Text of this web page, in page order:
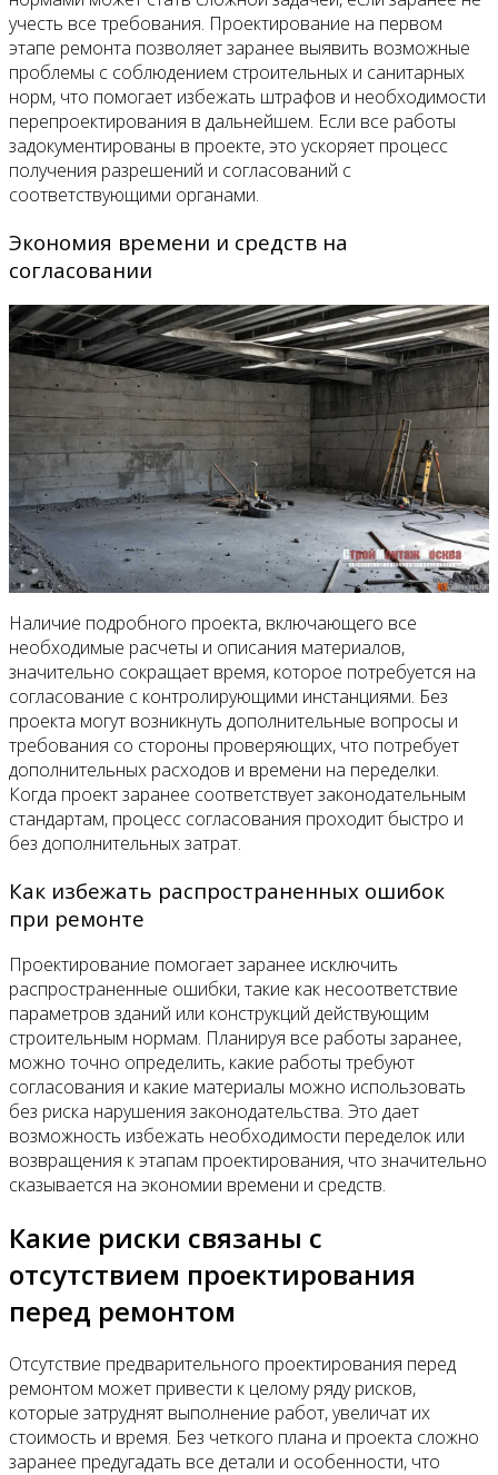
учесть все требования. Проектирование на первом
этапе ремонта позволяет заранее выявить возможные
проблемы с соблюдением строительных и санитарных
норм, что помогает избежать штрафов и необходимости
перепроектирования в дальнейшем. Если все работы
задокументированы в проекте, это ускоряет процесс
получения разрешений и согласований с
соответствующими органами.
Экономия времени и средств на
согласовании
Наличие подробного проекта, включающего все
необходимые расчеты и описания материалов,
значительно сокращает время, которое потребуется на
согласование с контролирующими инстанциями. Без
проекта могут возникнуть дополнительные вопросы и
требования со стороны проверяющих, что потребует
дополнительных расходов и времени на переделки.
Когда проект заранее соответствует законодательным
стандартам, процесс согласования проходит быстро и
без дополнительных затрат.
Как избежать распространенных ошибок
при ремонте
Проектирование помогает заранее исключить
распространенные ошибки, такие как несоответствие
параметров зданий или конструкций действующим
строительным нормам. Планируя все работы заранее,
можно точно определить, какие работы требуют
согласования и какие материалы можно использовать
без риска нарушения законодательства. Это дает
возможность избежать необходимости переделок или
возвращения к этапам проектирования, что значительно
сказывается на экономии времени и средств.
Какие риски связаны с
отсутствием проектирования
перед ремонтом
Отсутствие предварительного проектирования перед
ремонтом может привести к целому ряду рисков,
которые затруднят выполнение работ, увеличат их
стоимость и время. Без четкого плана и проекта сложно
заранее предугадать все детали и особенности, что